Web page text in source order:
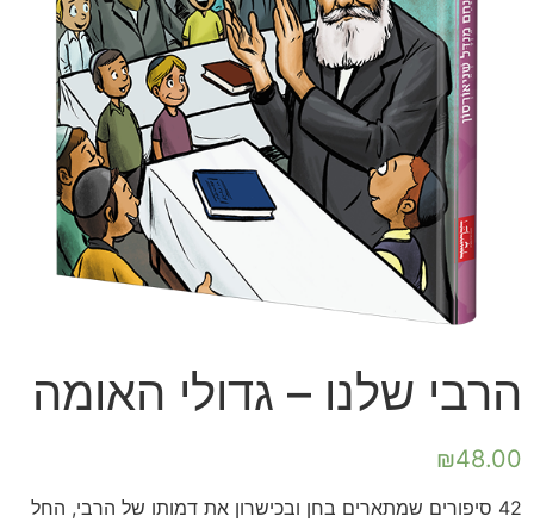
הרבי שלנו – גדולי האומה
₪48.00
42 סיפורים שמתארים בחן ובכישרון את דמותו של הרבי, החל